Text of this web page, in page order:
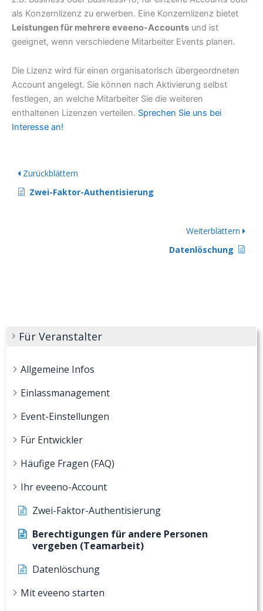
Für Veranstalter
Allgemeine Infos
Einlassmanagement
Event-Einstellungen
Für Entwickler
Häufige Fragen (FAQ)
Ihr eveeno-Account
Zwei-Faktor-Authentisierung
Berechtigungen für andere Personen
vergeben (Teamarbeit)
Datenlöschung
Mit eveeno starten
als Konzernlizenz zu erwerben. Eine Konzernlizenz bietet
Leistungen für mehrere eveeno-Accounts und ist
geeignet, wenn verschiedene Mitarbeiter Events planen.
Die Lizenz wird für einen organisatorisch übergeordneten
Account angelegt. Sie können nach Aktivierung selbst
festlegen, an welche Mitarbeiter Sie die weiteren
enthaltenen Lizenzen verteilen. Sprechen Sie uns bei
Interesse an!
Zurückblättern
Zwei-Faktor-Authentisierung
Weiterblättern
Datenlöschung